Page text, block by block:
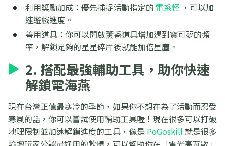
利用獎勵加成：優先捕捉活動指定的 電系怪 ，可以加
速遊戲進度。
善用道具：你可以開啟薰香道具增加遇到寶可夢的頻
率，解鎖足夠的星星碎片後就能加倍星塵。
2. 搭配最強輔助工具，助你快速
解鎖電海燕
現在台灣正值最寒冷的季節，如果你不想在為了活動而忍受
寒風的話，你可以嘗試使用輔助工具喔！現在很多可以打破
地理限制並加速解鎖進度的工具，像是 PoGoskill 就是很多